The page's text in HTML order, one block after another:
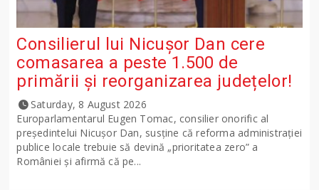
Consilierul lui Nicușor Dan cere
comasarea a peste 1.500 de
primării și reorganizarea județelor!
Saturday, 8 August 2026
Europarlamentarul Eugen Tomac, consilier onorific al
președintelui Nicușor Dan, susține că reforma administrației
publice locale trebuie să devină „prioritatea zero” a
României și afirmă că pe...